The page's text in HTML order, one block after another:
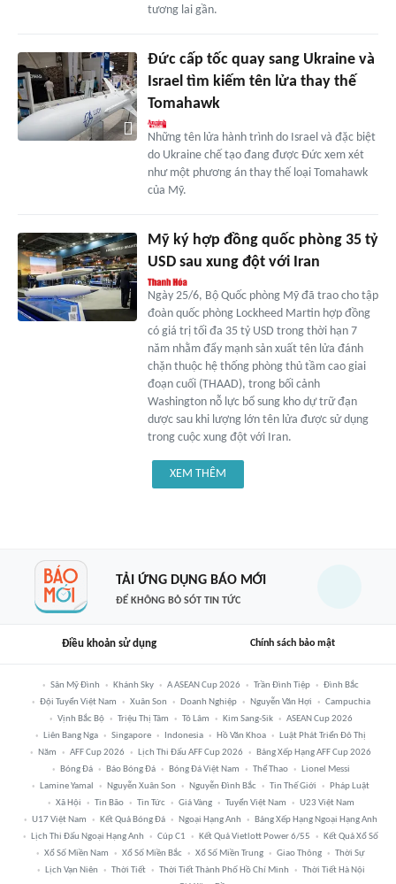
tương lai gần.
Đức cấp tốc quay sang Ukraine và
Israel tìm kiếm tên lửa thay thế
Tomahawk
Những tên lửa hành trình do Israel và đặc biệt
do Ukraine chế tạo đang được Đức xem xét
như một phương án thay thế loại Tomahawk
của Mỹ.
Mỹ ký hợp đồng quốc phòng 35 tỷ
USD sau xung đột với Iran
Ngày 25/6, Bộ Quốc phòng Mỹ đã trao cho tập
đoàn quốc phòng Lockheed Martin hợp đồng
có giá trị tối đa 35 tỷ USD trong thời hạn 7
năm nhằm đẩy mạnh sản xuất tên lửa đánh
chặn thuộc hệ thống phòng thủ tầm cao giai
đoạn cuối (THAAD), trong bối cảnh
Washington nỗ lực bổ sung kho dự trữ đạn
dược sau khi lượng lớn tên lửa được sử dụng
trong cuộc xung đột với Iran.
XEM THÊM
TẢI ỨNG DỤNG BÁO MỚI
ĐỂ KHÔNG BỎ SÓT TIN TỨC
Điều khoản sử dụng Chính sách bảo mật
Sân Mỹ Đình Khánh Sky A ASEAN Cup 2026 Trần Đình Tiệp
Đình Bắc
Đội Tuyển Việt Nam
Xuân Son Doanh Nghiệp Nguyễn Văn Hợi
Campuchia
Vịnh Bắc Bộ
Triệu Thị Tâm Tô Lâm Kim Sang-Sik
ASEAN Cup 2026
Liên Bang Nga
Singapore Indonesia Hồ Văn Khoa
Luật Phát Triển Đô Thị
Năm
AFF Cup 2026 Lịch Thi Đấu AFF Cup 2026
Bảng Xếp Hạng AFF Cup 2026
Bóng Đá
Báo Bóng Đá Bóng Đá Việt Nam Thể Thao
Lionel Messi
Lamine Yamal
Nguyễn Xuân Son Nguyễn Đình Bắc Tin Thế Giới
Pháp Luật
Xã Hội
Tin Bão Tin Tức Giá Vàng Tuyển Việt Nam
U23 Việt Nam
U17 Việt Nam
Kết Quả Bóng Đá Ngoại Hạng Anh
Bảng Xếp Hạng Ngoại Hạng Anh
Lịch Thi Đấu Ngoại Hạng Anh
Cúp C1 Kết Quả Vietlott Power 6/55
Kết Quả Xổ Số
Xổ Số Miền Nam
Xổ Số Miền Bắc Xổ Số Miền Trung Giao Thông
Thời Sự
Lịch Vạn Niên
Thời Tiết Thời Tiết Thành Phố Hồ Chí Minh
Thời Tiết Hà Nội